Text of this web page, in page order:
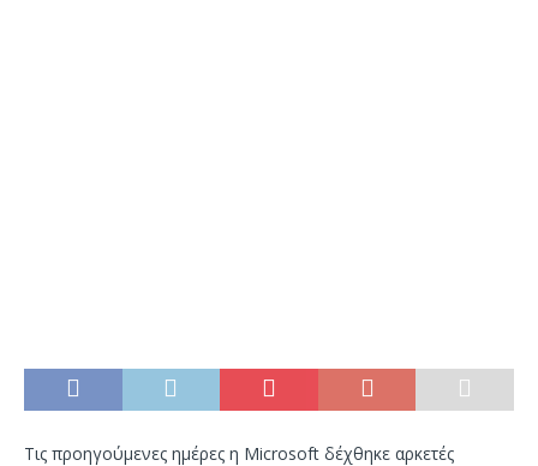
Τις προηγούμενες ημέρες η Microsoft δέχθηκε αρκετές